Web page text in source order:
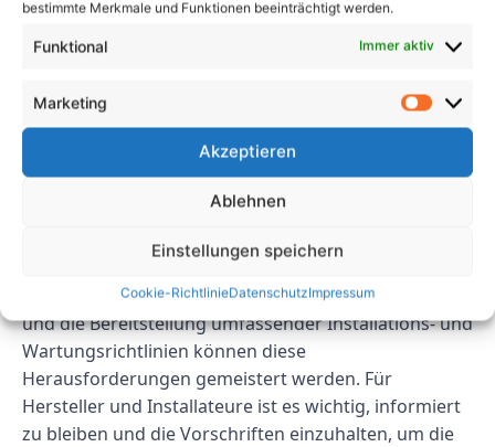
bestimmte Merkmale und Funktionen beeinträchtigt werden.
Funktional Immer aktiv
Marketing
Akzeptieren
Ablehnen
Einstellungen speichern
Cookie-RichtlinieDatenschutzImpressum
funktionieren.
Abschluss
Zusammenfassend lässt sich sagen, dass die Prüfung
VDE 0108 Sicherheitsbeleuchtung für Hersteller und
Installateure mehrere Herausforderungen mit sich
bringt. Durch das Verständnis der Vorschriften, die
Zusammenarbeit mit akkreditierten Prüflaboren, die
Implementierung von Qualitätskontrollprozessen
und die Bereitstellung umfassender Installations- und
Wartungsrichtlinien können diese
Herausforderungen gemeistert werden. Für
Hersteller und Installateure ist es wichtig, informiert
zu bleiben und die Vorschriften einzuhalten, um die